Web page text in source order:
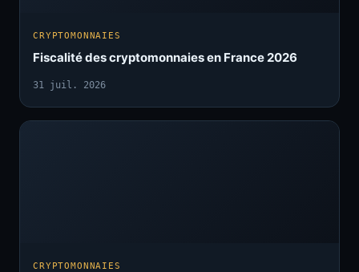
CRYPTOMONNAIES
Fiscalité des cryptomonnaies en France 2026
31 juil. 2026
CRYPTOMONNAIES